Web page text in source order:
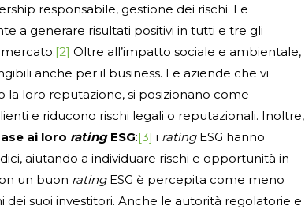
responsabile, gestione dei rischi. Le
a generare risultati positivi in tutti e tre gli
[2] Oltre all’impatto sociale e ambientale,
anche per il business. Le aziende che vi
la loro reputazione, si posizionano come
e riducono rischi legali o reputazionali. Inoltre,
ai loro ratingESG:[3] i ratingESG hanno
aiutando a individuare rischi e opportunità in
un buon ratingESG è percepita come meno
suoi investitori. Anche le autorità regolatorie e